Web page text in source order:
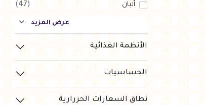
ألبان (47)
(123)
دواجن (56)
العروض Offers (1)
جزارة (120)
رايس كيك Rice cake (10)
عرض المزيد
الأنظمة الغذائية
الحساسيات
نطاق السعارات الحررارية